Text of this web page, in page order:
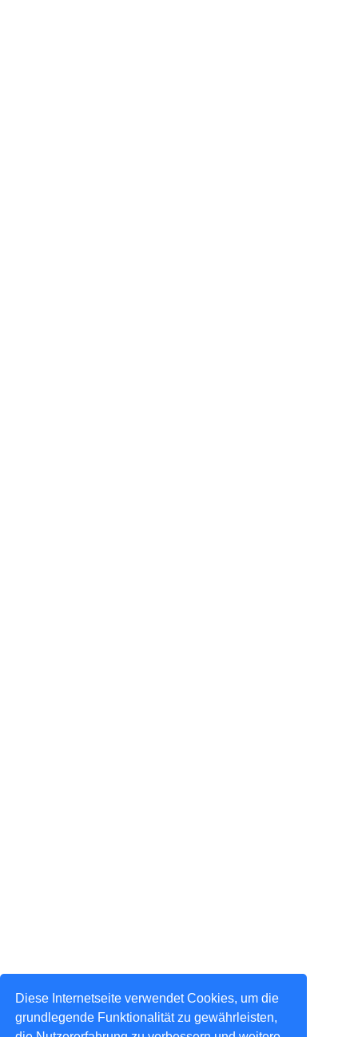
Diese Internetseite verwendet Cookies, um die
grundlegende Funktionalität zu gewährleisten,